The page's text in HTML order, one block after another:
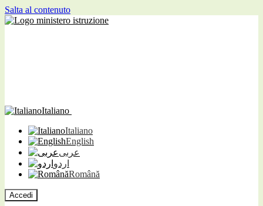
Salta al contenuto
Italiano
Italiano
English
عربى
اردو
Română
Accedi